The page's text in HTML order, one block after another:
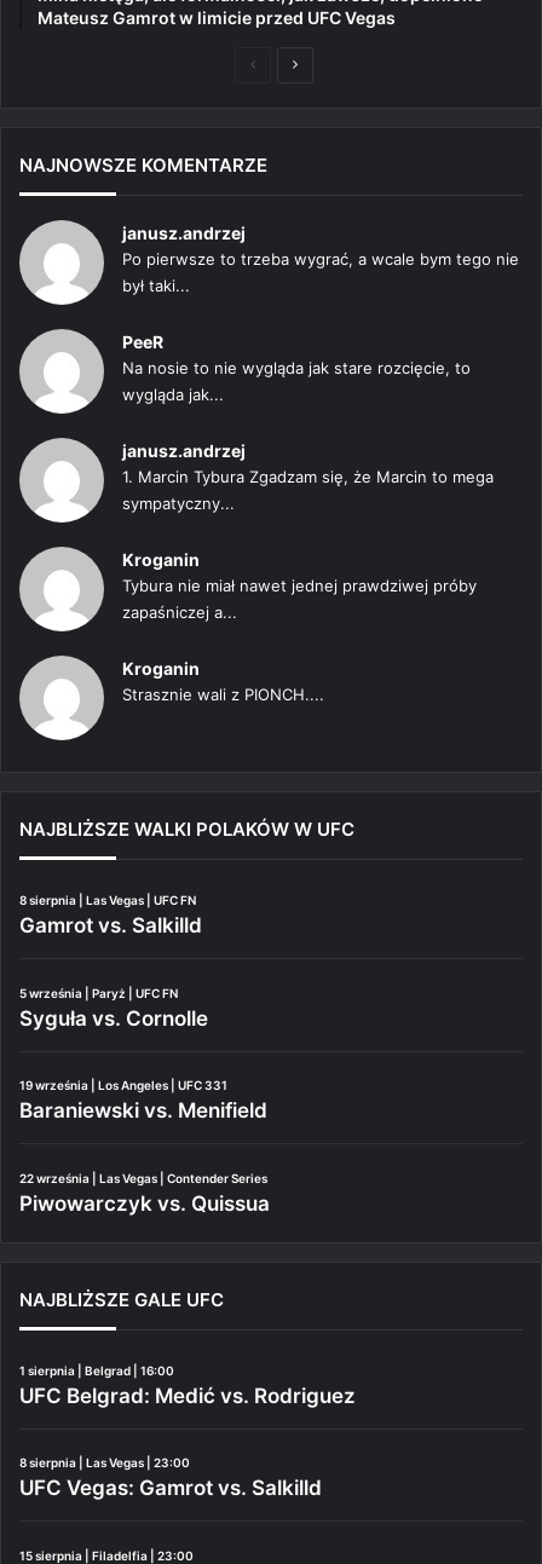
Mateusz Gamrot w limicie przed UFC Vegas
PoprzedniaNastępna
NAJNOWSZE KOMENTARZE
janusz.andrzej
Po pierwsze to trzeba wygrać, a wcale bym tego nie
był taki...
PeeR
Na nosie to nie wygląda jak stare rozcięcie, to
wygląda jak...
janusz.andrzej
1. Marcin Tybura Zgadzam się, że Marcin to mega
sympatyczny...
Kroganin
Tybura nie miał nawet jednej prawdziwej próby
zapaśniczej a...
Kroganin
Strasznie wali z PIONCH....
NAJBLIŻSZE WALKI POLAKÓW W UFC
8 sierpnia | Las Vegas | UFC FN
Gamrot vs. Salkilld
5 września | Paryż | UFC FN
Syguła vs. Cornolle
19 września | Los Angeles | UFC 331
Baraniewski vs. Menifield
22 września | Las Vegas | Contender Series
Piwowarczyk vs. Quissua
NAJBLIŻSZE GALE UFC
1 sierpnia | Belgrad | 16:00
UFC Belgrad: Medić vs. Rodriguez
8 sierpnia | Las Vegas | 23:00
UFC Vegas: Gamrot vs. Salkilld
15 sierpnia | Filadelfia | 23:00